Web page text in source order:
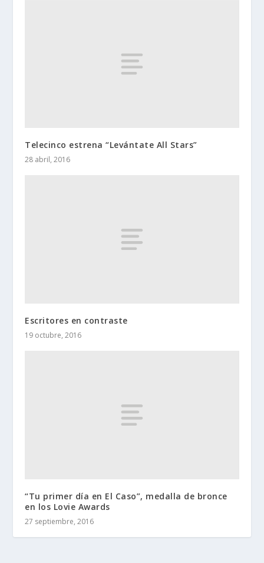
Telecinco estrena “Levántate All Stars”
28 abril, 2016
Escritores en contraste
19 octubre, 2016
“Tu primer día en El Caso”, medalla de bronce
en los Lovie Awards
27 septiembre, 2016